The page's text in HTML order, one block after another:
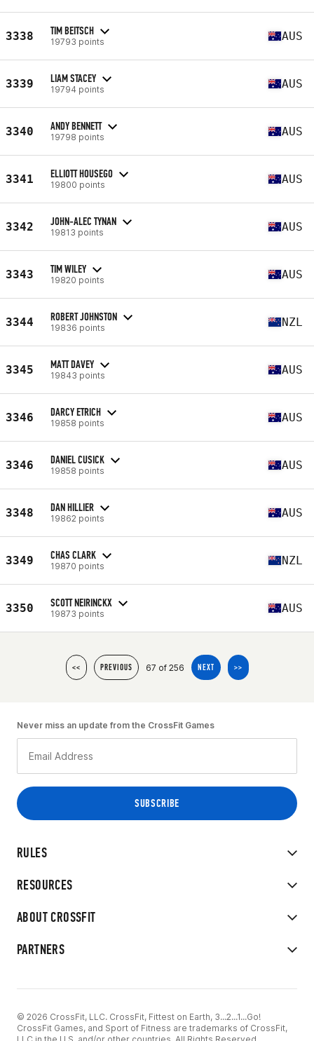
3338 TIM BEITSCH
19793 points AUS
3339 LIAM STACEY
19794 points AUS
3340 ANDY BENNETT
19798 points AUS
3341 ELLIOTT HOUSEGO
19800 points AUS
3342 JOHN-ALEC TYNAN
19813 points AUS
3343 TIM WILEY
19820 points AUS
3344 ROBERT JOHNSTON
19836 points NZL
3345 MATT DAVEY
19843 points AUS
3346 DARCY ETRICH
19858 points AUS
3346 DANIEL CUSICK
19858 points AUS
3348 DAN HILLIER
19862 points AUS
3349 CHAS CLARK
19870 points NZL
3350 SCOTT NEIRINCKX
19873 points AUS
<< PREVIOUS 67 of 256 NEXT >>
RULES
RESOURCES
ABOUT CROSSFIT
PARTNERS
Never miss an update from the CrossFit Games
© 2026 CrossFit, LLC. CrossFit, Fittest on Earth, 3...2...1...Go!
CrossFit Games, and Sport of Fitness are trademarks of CrossFit,